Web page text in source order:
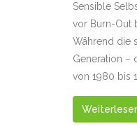
Sensible
vor Burn-Out
Während die
Generation –
von 1980 bis